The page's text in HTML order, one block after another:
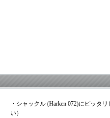
・シャックル (Harken 072)にピッタ
い）